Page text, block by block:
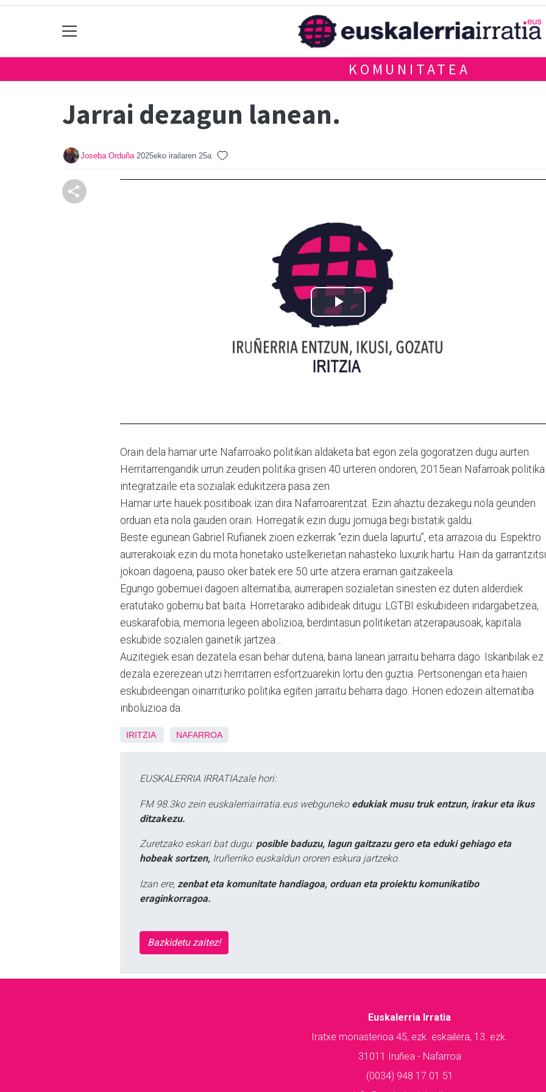
KOMUNITATEA
Jarrai dezagun lanean.
Joseba Orduña 2025eko irailaren 25a
Orain dela hamar urte Nafarroako politikan aldaketa bat egon zela gogoratzen dugu aurten.
Herritarrengandik urrun zeuden politika grisen 40 urteren ondoren, 2015ean Nafarroak politika
integratzaile eta sozialak edukitzera pasa zen.
Hamar urte hauek positiboak izan dira Nafarroarentzat. Ezin ahaztu dezakegu nola geunden
orduan eta nola gauden orain. Horregatik ezin dugu jomuga begi bistatik galdu.
Beste egunean Gabriel Rufianek zioen ezkerrak “ezin duela lapurtu”, eta arrazoia du. Espektro
aurrerakoiak ezin du mota honetako ustelkerietan nahasteko luxurik hartu. Hain da
jokoan dagoena, pauso oker batek ere 50 urte atzera eraman gaitzakeela.
Egungo gobernuei dagoen alternatiba, aurrerapen sozialetan sinesten ez duten alderdiek
eratutako gobernu bat baita. Horretarako adibideak ditugu: LGTBI eskubideen indargabetzea,
euskarafobia, memoria legeen abolizioa, berdintasun politiketan atzerapausoak, kapitala
eskubide sozialen gainetik jartzea…
Auzitegiek esan dezatela esan behar dutena, baina lanean jarraitu beharra dago. Iskanbilak ez
dezala ezerezean utzi herritarren esfortzuarekin lortu den guztia. Pertsonengan eta haien
eskubideengan oinarrituriko politika egiten jarraitu beharra dago. Honen edozein alternatiba
inboluzioa da.
IRITZIA NAFARROA
EUSKALERRIA IRRATIAzale hori:
FM 98.3ko zein euskalerriairratia.eus webguneko edukiak musu truk entzun, irakur eta ikus
ditzakezu.
Zuretzako eskari bat dugu: posible baduzu, lagun gaitzazu gero eta eduki gehiago eta
hobeak sortzen, Iruñerriko euskaldun ororen eskura jartzeko.
Izan ere, zenbat eta komunitate handiagoa, orduan eta proiektu komunikatibo
eraginkorragoa.
Bazkidetu zaitez!
Euskalerria Irratia
Iratxe monasterioa 45, ezk. eskailera, 13. ezk.
31011 Iruñea - Nafarroa
(0034) 948 17 01 51